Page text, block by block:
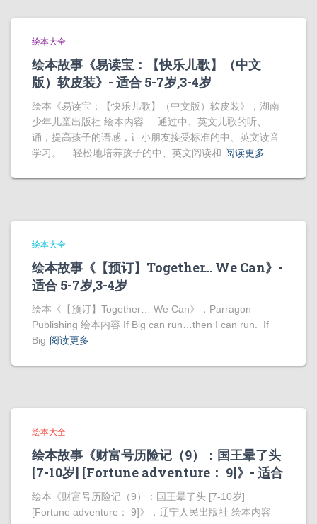
绘本大全
绘本故事《易读宝：【快乐儿歌】（中文
版）软皮装》- 适合 5-7岁,3-4岁
绘本《易读宝：【快乐儿歌】（中文版）软皮装》，湖南
少年儿童出版社 绘本内容 通过中、英文儿歌的听、
诵，提高孩子的语感，让小朋友接受标准的中、英文读音
学习。 轻松地培养孩子的中、英文阅读和 阅读更多
绘本大全
绘本故事《【预订】Together… We Can》-
适合 5-7岁,3-4岁
绘本《【预订】Together… We Can》，Parragon
Publishing 绘本内容 If Big can run…then I can run. If
Big 阅读更多
绘本大全
绘本故事《财富号历险记（9）：国王晕了头
[7-10岁] [Fortune adventure： 9]》- 适合
绘本《财富号历险记（9）：国王晕了头 [7-10岁]
[Fortune adventure： 9]》，辽宁人民出版社 绘本内容